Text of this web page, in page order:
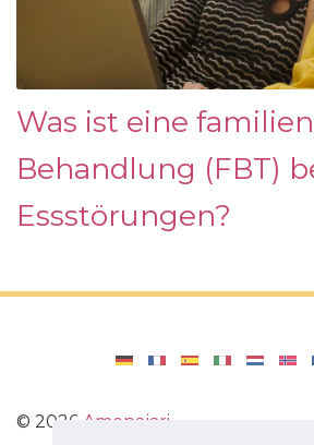
Was ist eine
Behandlung (FBT)
Essstörungen?
© 2026 Amenajari